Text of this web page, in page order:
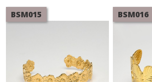
BSM015 BSM016